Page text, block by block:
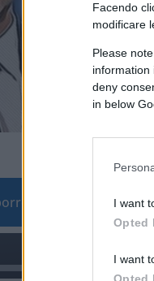
Facendo
modificare
Please
information
deny
in below
I want
Opted
I want
alle tue fonti